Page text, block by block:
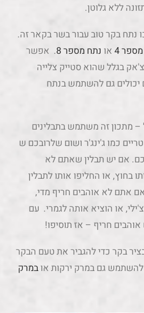
ללא גלוטן.
נתח בקר טוב עבור בשר בקאר זה.
4 או נתח מספר 8 . אפשר
בגלל שהוא סטייק צלייה
גם להשתמש בנתח
– מתכון זה משתמש בתבלינים
כמו ג'ינג'ר ושום שלרובכם ש
אם יש תבלין שאתם לא
בחוץ, או החליפו אותו לתבלין
אתם לא אוהבים חריף מדי,
או הוציא אותה לגמרי. עם
חריף – אז תוסיפו!
בקר כדי להגביר את טעם הבקר
גם במרק ירקות אובמרק